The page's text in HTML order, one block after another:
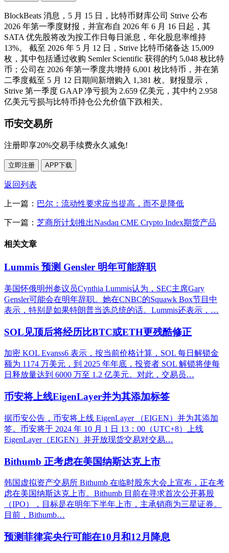
BlockBeats 消息，5 月 15 日，比特币财库公司 Strive 公布
2026 年第一季度财报，并宣布自 2026 年 6 月 16 日起，其
SATA 优先股将改为按工作日每日派息，年化股息率维持
13%。 截至 2026 年 5 月 12 日，Strive 比特币储备达 15,009
枚，其中包括通过收购 Semler Scientific 获得的约 5,048 枚比特
币；公司在 2026 年第一季度共增持 6,001 枚比特币，并在第
二季度截至 5 月 12 日期间新增购入 1,381 枚。财报显示，
Strive 第一季度 GAAP 净亏损为 2.659 亿美元，其中约 2.958
亿美元亏损与比特币持仓公允价值下跌相关。
币安交易所
注册即享20%交易手续费永久减免!
立即注册 APP下载
返回列表
上一篇： 巴尔：流动性要求应当提高，而不是降低
下一篇： 芝商所计划推出Nasdaq CME Crypto Index期货产品
相关文章
Lummis 预测 Gensler 明年可能辞职
美国怀俄明州参议员Cynthia Lummis认为，SEC主席Gary
Gensler可能会在明年辞职。她在CNBC的Squawk Box节目中
表示，特别是如果特朗普当选总统的话。Lummis还表示，…
SOL见顶后将经历比BTC或ETH更残酷修正
加密 KOL Evanss6 表示，按当前价格计算，SOL 每日解锁金
额为 1174 万美元，到 2025 年年底，投资者 SOL 解锁将使每
日释放量达到 6000 万至 1.2 亿美元。对此，交易员…
币安将上线EigenLayer并为其添加标签
据币安公告，币安将上线 EigenLayer （EIGEN）并为其添加
签。币安将于 2024 年 10 月 1 日 13：00（UTC+8）上线
EigenLayer（EIGEN）并开放现货交易对交易…
Bithumb 正考虑在美国纳斯达克上市
韩国虚拟资产交易所 Bithumb 在临时股东大会上宣布，正在考
虑在美国纳斯达克上市。Bithumb 目前在寻求首次公开募股
（IPO），目标是在明年下半年上市，主承销商为三星证券。
目前，Bithumb…
预测菲律宾央行可能在10月和12月降息